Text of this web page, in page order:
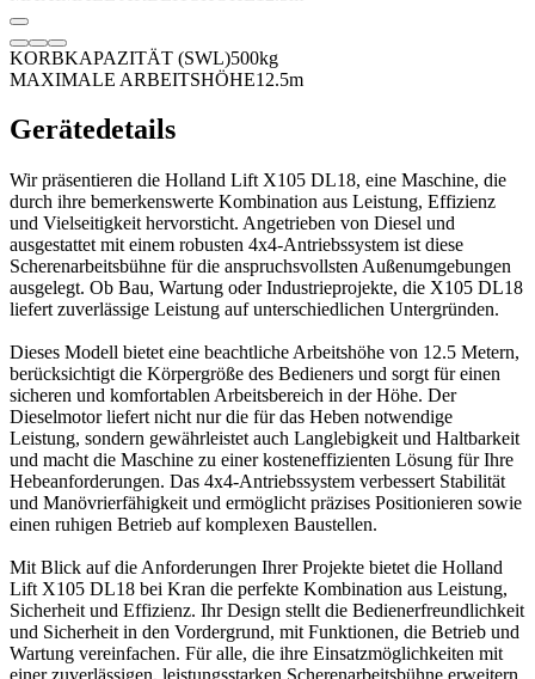
KORBKAPAZITÄT (SWL)500kg
MAXIMALE ARBEITSHÖHE12.5m
Gerätedetails
Wir präsentieren die Holland Lift X105 DL18, eine Maschine, die
durch ihre bemerkenswerte Kombination aus Leistung, Effizienz
und Vielseitigkeit hervorsticht. Angetrieben von Diesel und
ausgestattet mit einem robusten 4x4-Antriebssystem ist diese
Scherenarbeitsbühne für die anspruchsvollsten Außenumgebungen
ausgelegt. Ob Bau, Wartung oder Industrieprojekte, die X105 DL18
liefert zuverlässige Leistung auf unterschiedlichen Untergründen.
Dieses Modell bietet eine beachtliche Arbeitshöhe von 12.5 Metern,
berücksichtigt die Körpergröße des Bedieners und sorgt für einen
sicheren und komfortablen Arbeitsbereich in der Höhe. Der
Dieselmotor liefert nicht nur die für das Heben notwendige
Leistung, sondern gewährleistet auch Langlebigkeit und Haltbarkeit
und macht die Maschine zu einer kosteneffizienten Lösung für Ihre
Hebeanforderungen. Das 4x4-Antriebssystem verbessert Stabilität
und Manövrierfähigkeit und ermöglicht präzises Positionieren sowie
einen ruhigen Betrieb auf komplexen Baustellen.
Mit Blick auf die Anforderungen Ihrer Projekte bietet die Holland
Lift X105 DL18 bei Kran die perfekte Kombination aus Leistung,
Sicherheit und Effizienz. Ihr Design stellt die Bedienerfreundlichkeit
und Sicherheit in den Vordergrund, mit Funktionen, die Betrieb und
Wartung vereinfachen. Für alle, die ihre Einsatzmöglichkeiten mit